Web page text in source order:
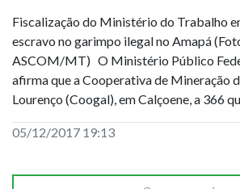
Fiscalização do Ministério do Trabalho
escravo no garimpo ilegal no Amapá
ASCOM/MT) O Ministério Público
afirma que a Cooperativa de Mineração
Lourenço (Coogal), em Calçoene, a 366
05/12/2017 19:13